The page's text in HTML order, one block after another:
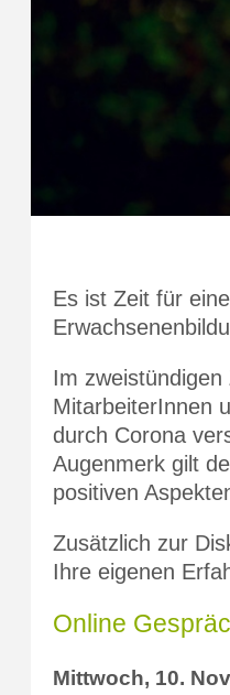
Es ist Zeit für
Im
MitarbeiterInnen
durch Corona
Augenmerk gilt
positiven
Zusätzlich zur
Ihre eigenen
Online
Mittwoch, 10.